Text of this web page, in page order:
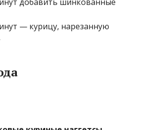
— курицу, нарезанную